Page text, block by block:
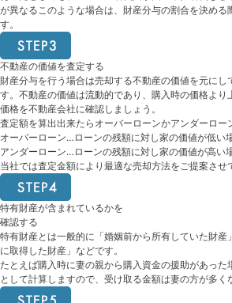
が異なるこのような場合は、財産分与の割合を決める
す。
不動産の価値を査定する
財産分与を行う場合は売却する不動産の価値を元にし
す。不動産の価値は流動的であり、購入時の価格より
価格を不動産会社に確認しましょう。
査定額を算出出来たらオーバーローンかアンダーロー
オーバーローン…ローンの残額に対し家の価値が低い場
アンダーローン…ローンの残額に対し家の価値が高い場
当社では査定金額により最適な売却方法をご提案させ
特有財産が含まれているかを
確認する
特有財産とは一般的に「婚姻前から所有していた財産
に取得した財産」などです。
たとえば購入時に妻の親から購入資金の援助があった
として計算しますので、受け取る金額は妻の方が多く